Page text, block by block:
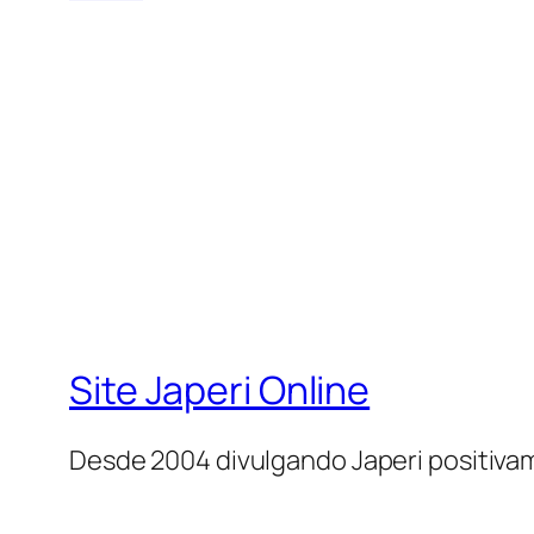
Site Japeri Online
Desde 2004 divulgando Japeri